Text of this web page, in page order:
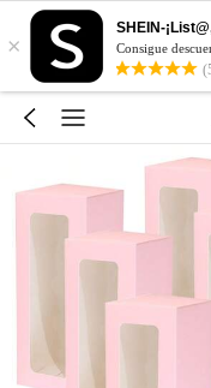
×
SHEIN-
Consigue